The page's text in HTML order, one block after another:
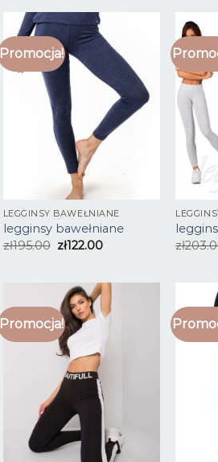
Promocja!
LEGGINSY BAWEŁNIANE
legginsy bawełniane
zł195.00 zł122.00
zł
Promocja!